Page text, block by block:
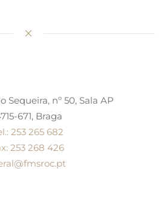
Sequeira, nº 50, Sala AP
671, Braga
253 265 682
253 268 426